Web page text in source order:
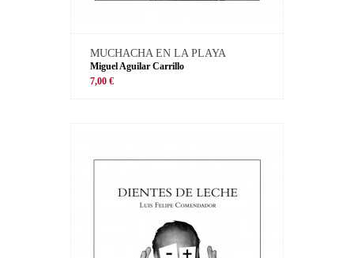
MUCHACHA EN LA PLAYA
Miguel Aguilar Carrillo
7,00 €